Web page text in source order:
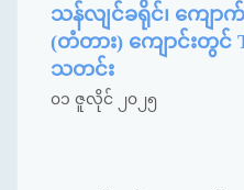
သန်လျင်ခရိုင်၊ ကျေ
(တံတား) ကျောင်းတွင်
သတင်း
၀၁ ဇူလိုင် ၂၀၂၅